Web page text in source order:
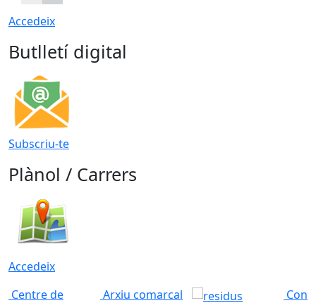
Accedeix
Butlletí digital
Subscriu-te
Plànol / Carrers
Accedeix
Centre de
Arxiu comarcal